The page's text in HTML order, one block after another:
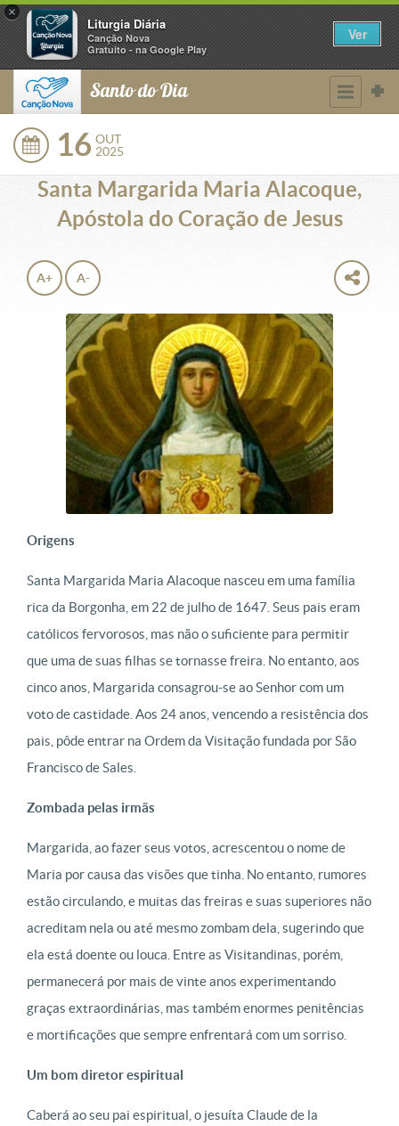
×
Liturgia Diária
Canção Nova
Gratuito - na Google Play
Ver
Santo do Dia
16 OUT
2025
Santa Margarida Maria Alacoque,
Apóstola do Coração de Jesus
A+ A-
Origens
Santa Margarida Maria Alacoque nasceu em uma família
rica da Borgonha, em 22 de julho de 1647. Seus pais eram
católicos fervorosos, mas não o suficiente para permitir
que uma de suas filhas se tornasse freira. No entanto, aos
cinco anos, Margarida consagrou-se ao Senhor com um
voto de castidade. Aos 24 anos, vencendo a resistência dos
pais, pôde entrar na Ordem da Visitação fundada por São
Francisco de Sales.
Zombada pelas irmãs
Margarida, ao fazer seus votos, acrescentou o nome de
Maria por causa das visões que tinha. No entanto, rumores
estão circulando, e muitas das freiras e suas superiores não
acreditam nela ou até mesmo zombam dela, sugerindo que
ela está doente ou louca. Entre as Visitandinas, porém,
permanecerá por mais de vinte anos experimentando
graças extraordinárias, mas também enormes penitências
e mortificações que sempre enfrentará com um sorriso.
Um bom diretor espiritual
Caberá ao seu pai espiritual, o jesuíta Claude de la